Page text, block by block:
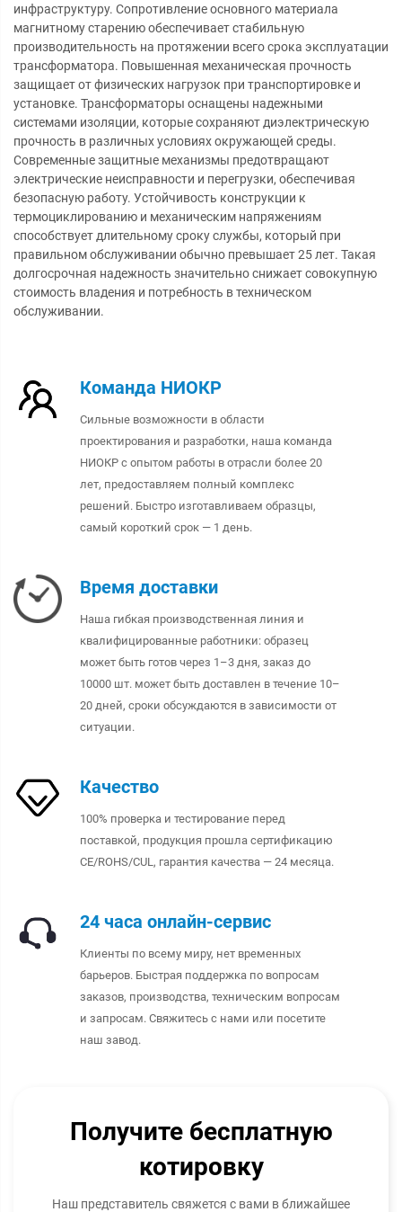
инфраструктуру. Сопротивление основного материала
магнитному старению обеспечивает стабильную
производительность на протяжении всего срока эксплуатации
трансформатора. Повышенная механическая прочность
защищает от физических нагрузок при транспортировке и
установке. Трансформаторы оснащены надежными
системами изоляции, которые сохраняют диэлектрическую
прочность в различных условиях окружающей среды.
Современные защитные механизмы предотвращают
электрические неисправности и перегрузки, обеспечивая
безопасную работу. Устойчивость конструкции к
термоциклированию и механическим напряжениям
способствует длительному сроку службы, который при
правильном обслуживании обычно превышает 25 лет. Такая
долгосрочная надежность значительно снижает совокупную
стоимость владения и потребность в техническом
обслуживании.
Команда НИОКР
Сильные возможности в области
проектирования и разработки, наша команда
НИОКР с опытом работы в отрасли более 20
лет, предоставляем полный комплекс
решений. Быстро изготавливаем образцы,
самый короткий срок — 1 день.
Время доставки
Наша гибкая производственная линия и
квалифицированные работники: образец
может быть готов через 1–3 дня, заказ до
10000 шт. может быть доставлен в течение 10–
20 дней, сроки обсуждаются в зависимости от
ситуации.
Качество
100% проверка и тестирование перед
поставкой, продукция прошла сертификацию
CE/ROHS/CUL, гарантия качества — 24 месяца.
24 часа онлайн-сервис
Клиенты по всему миру, нет временных
барьеров. Быстрая поддержка по вопросам
заказов, производства, техническим вопросам
и запросам. Свяжитесь с нами или посетите
наш завод.
Получите бесплатную
котировку
Наш представитель свяжется с вами в ближайшее